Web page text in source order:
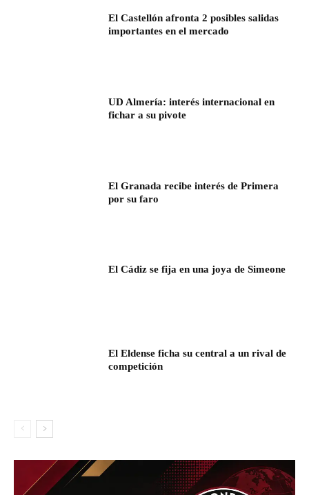
El Castellón afronta 2 posibles salidas
importantes en el mercado
UD Almería: interés internacional en
fichar a su pivote
El Granada recibe interés de Primera
por su faro
El Cádiz se fija en una joya de Simeone
El Eldense ficha su central a un rival de
competición